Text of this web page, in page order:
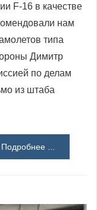
F-16 в качестве
нам
типа
Димитр
по делам
из штаба
Подробнее ...